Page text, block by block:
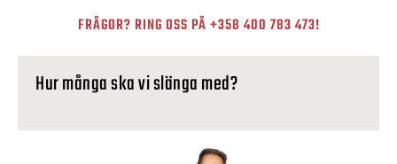
FRÅGOR? RING OSS PÅ+358 400 783 473!
Hur många ska vi slänga med?